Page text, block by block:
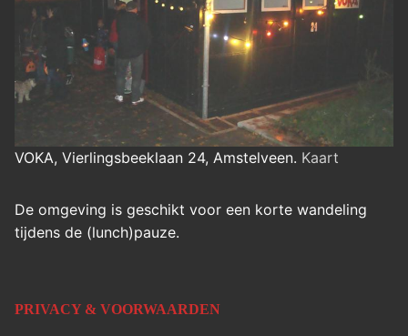
VOKA, Vierlingsbeeklaan 24, Amstelveen. Kaart
De omgeving is geschikt voor een korte wandeling
tijdens de (lunch)pauze.
PRIVACY & VOORWAARDEN